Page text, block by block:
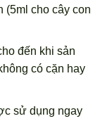
cho cây con
đến khi sản
có cặn hay
sử dụng ngay